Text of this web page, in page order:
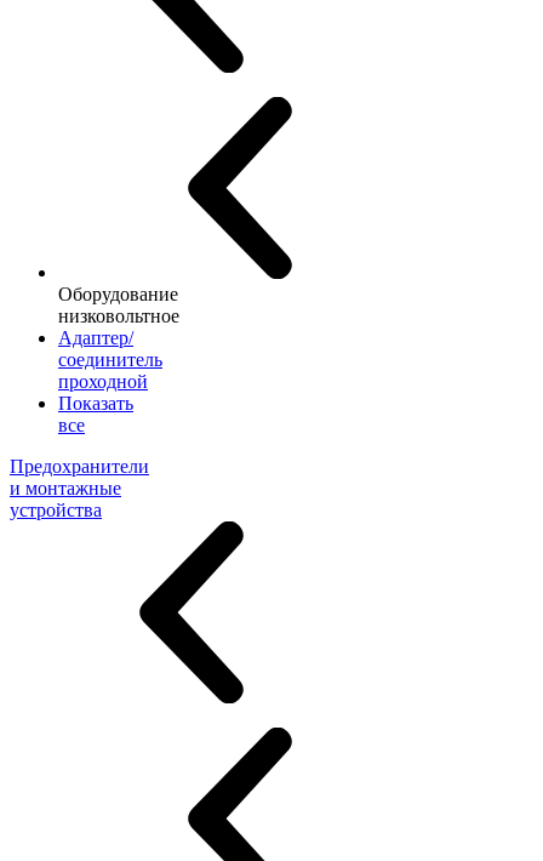
Оборудование
низковольтное
Адаптер/
соединитель
проходной
Показать
все
Предохранители
и монтажные
устройства